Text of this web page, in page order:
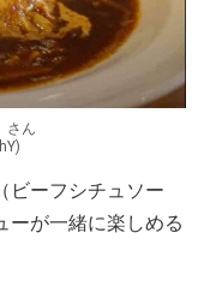
さん
ビーフシチュソー
ーが一緒に楽しめる